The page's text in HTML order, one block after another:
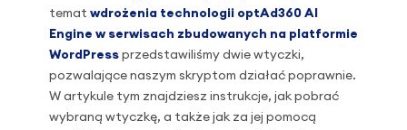
temat wdrożenia technologii optAd360 AI
Engine w serwisach zbudowanych na platformie
WordPress przedstawiliśmy dwie wtyczki,
pozwalające naszym skryptom działać poprawnie.
W artykule tym znajdziesz instrukcje, jak pobrać
wybraną wtyczkę, a także jak za jej pomocą